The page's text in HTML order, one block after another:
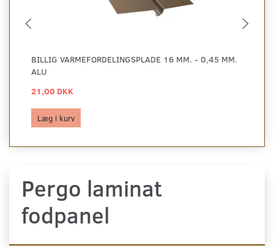
BILLIG VARMEFORDELINGSPLADE 16 MM. - 0,45 MM.
ALU
21,00 DKK
Læg i kurv
Pergo laminat
fodpanel